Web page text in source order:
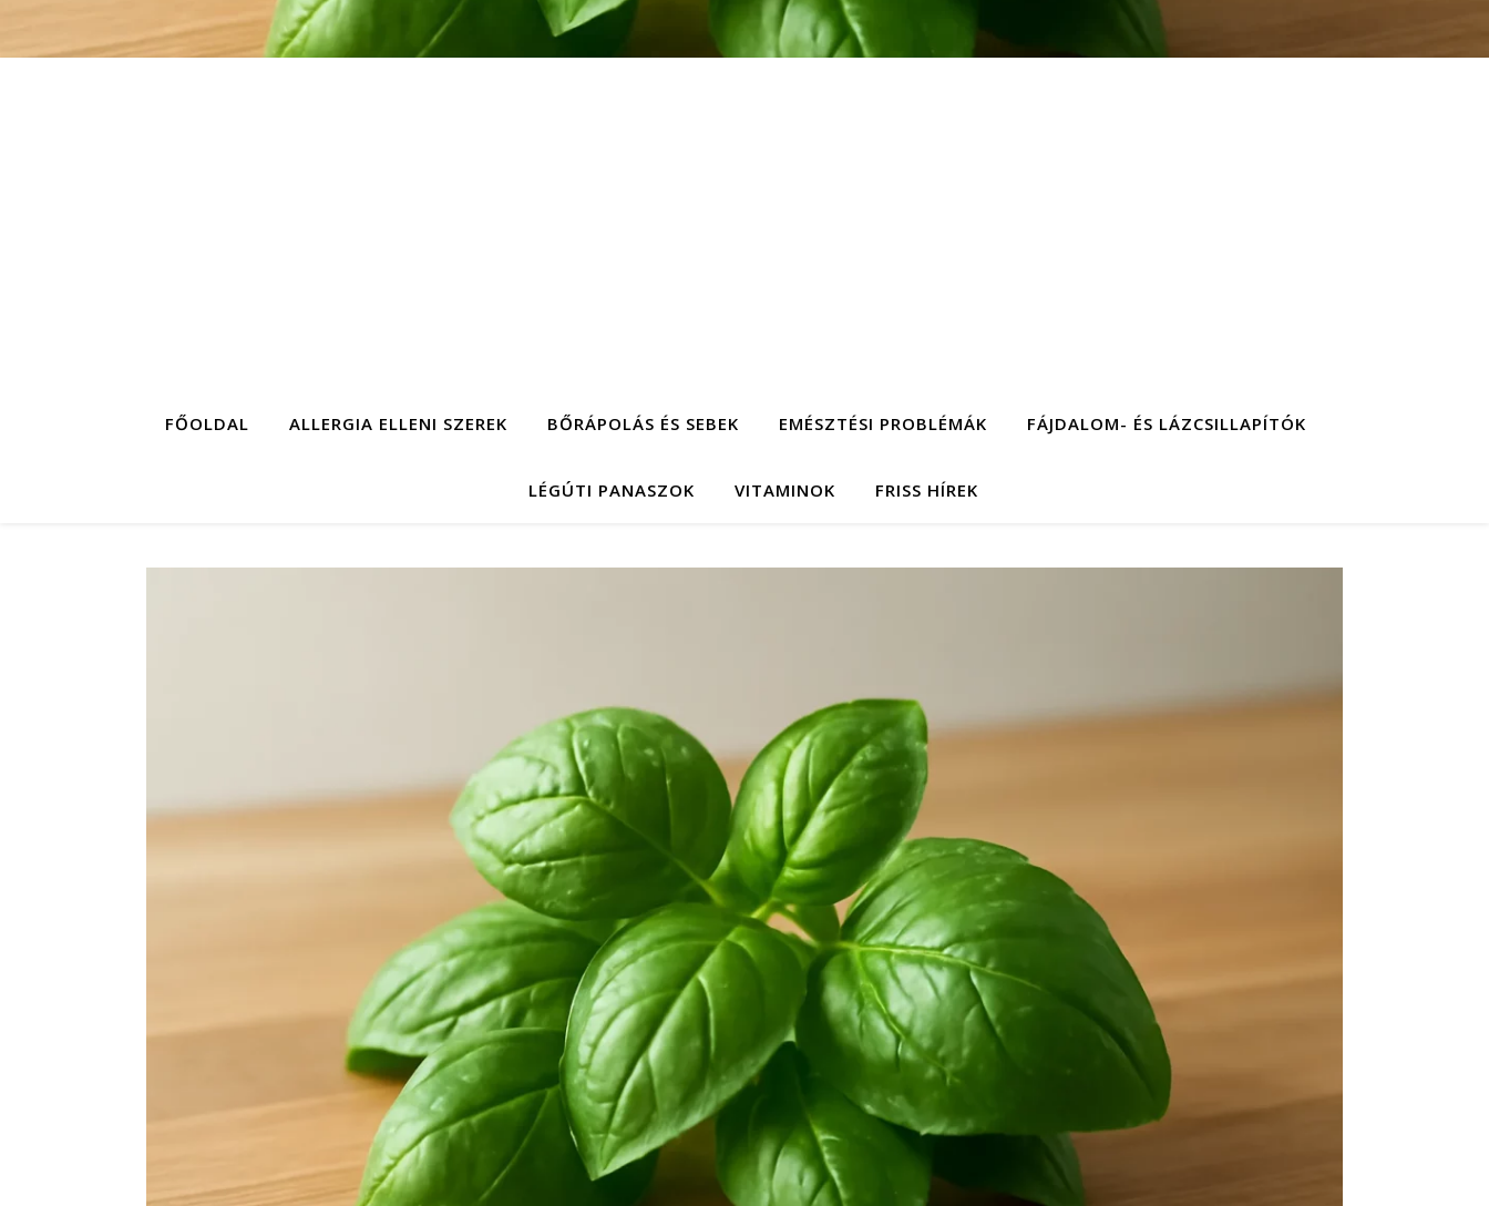
FŐOLDAL ALLERGIA ELLENI SZEREK BŐRÁPOLÁS ÉS SEBEK EMÉSZTÉSI PROBLÉMÁK FÁJDALOM- ÉS LÁZCSILLAPÍTÓK
LÉGÚTI PANASZOK VITAMINOK FRISS HÍREK